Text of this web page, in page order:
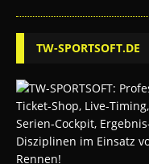
TW-SPORTSOFT.DE